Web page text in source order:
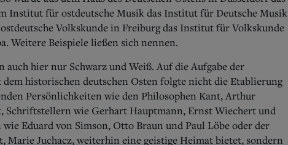
Institut für ostdeutsche Musik das Institut für Deutsche Musik
Volkskunde in Freiburg das Institut für Volkskunde
Weitere Beispiele ließen sich nennen.
auch hier nur Schwarz und Weiß. Auf die Aufgabe der
historischen deutschen Osten folgte nicht die Etablierung
Persönlichkeiten wie den Philosophen Kant, Arthur
Schriftstellern wie Gerhart Hauptmann, Ernst Wiechert und
Eduard von Simson, Otto Braun und Paul Löbe oder der
Juchacz, weiterhin eine geistige Heimat bietet, sondern